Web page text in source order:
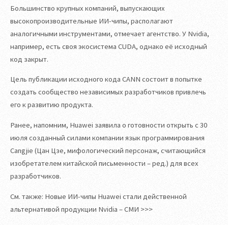
Большинство крупных компаний, выпускающих
высокопроизводительные ИИ-чипы, располагают
аналогичными инструментами, отмечает агентство. У Nvidia,
например, есть своя экосистема CUDA, однако её исходный
код закрыт.
Цель публикации исходного кода CANN состоит в попытке
создать сообщество независимых разработчиков привлечь
его к развитию продукта.
Ранее, напомним, Huawei заявила о готовности открыть с 30
июля созданный силами компании язык программирования
Cangjie (Цан Цзе, мифологический персонаж, считающийся
изобретателем китайской письменности – ред.) для всех
разработчиков.
См. также: Новые ИИ-чипы Huawei стали действенной
альтернативой продукции Nvidia – СМИ >>>